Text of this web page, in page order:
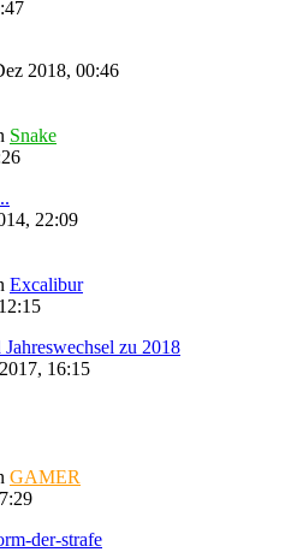
2018, 00:46
Snake
22:09
Excalibur
zu 2018
16:15
GAMER
der-strafe